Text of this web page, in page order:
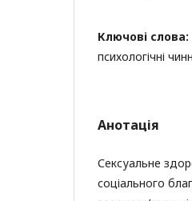
Ключові слова:
психологічні
Анотація
Сексуальне
соціального